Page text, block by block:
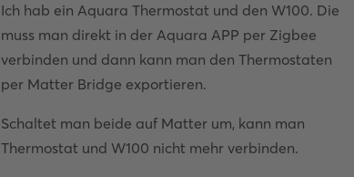
Ich hab ein Aquara Thermostat und den W100. Die
muss man direkt in der Aquara APP per Zigbee
verbinden und dann kann man den Thermostaten
per Matter Bridge exportieren.
Schaltet man beide auf Matter um, kann man
Thermostat und W100 nicht mehr verbinden.